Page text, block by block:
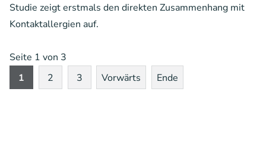
Studie zeigt erstmals den direkten Zusammenhang mit
Kontaktallergien auf.
Seite 1 von 3
1
2 3 Vorwärts Ende